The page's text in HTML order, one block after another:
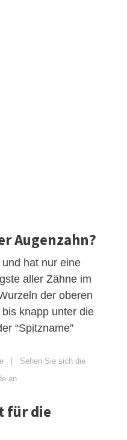
Augenzahn?
hat nur eine
aller Zähne im
der oberen
knapp unter die
“Spitzname”
| Sehen Sie sich die
an
für die